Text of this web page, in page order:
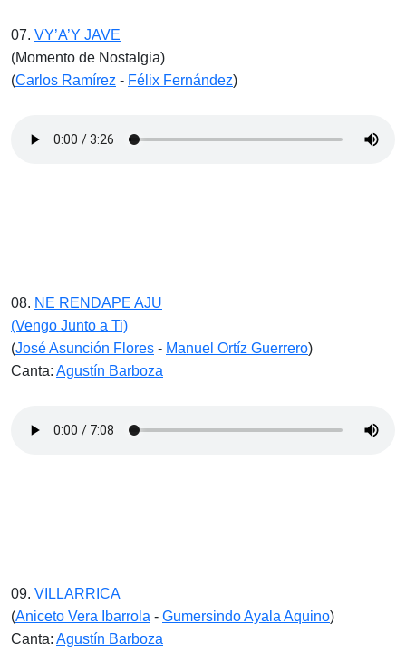
07. VY’A’Y JAVE
(Momento de Nostalgia)
(Carlos Ramírez - Félix Fernández)
08. NE RENDAPE AJU
(Vengo Junto a Ti)
(José Asunción Flores - Manuel Ortíz Guerrero)
Canta: Agustín Barboza
09. VILLARRICA
(Aniceto Vera Ibarrola - Gumersindo Ayala Aquino)
Canta: Agustín Barboza